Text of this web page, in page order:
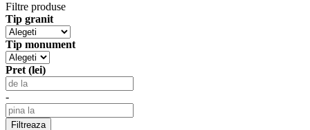
Filtre produse
Tip granit
Tip monument
Pret (lei)
-